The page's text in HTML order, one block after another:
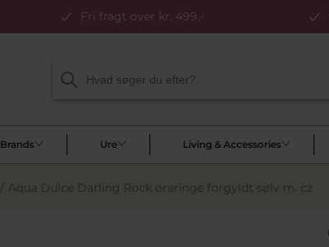
Fri fragt over kr. 499,-
Brands Ure Living & Accessories
/ Aqua Dulce Darling Rock øreringe forgyldt sølv m. cz